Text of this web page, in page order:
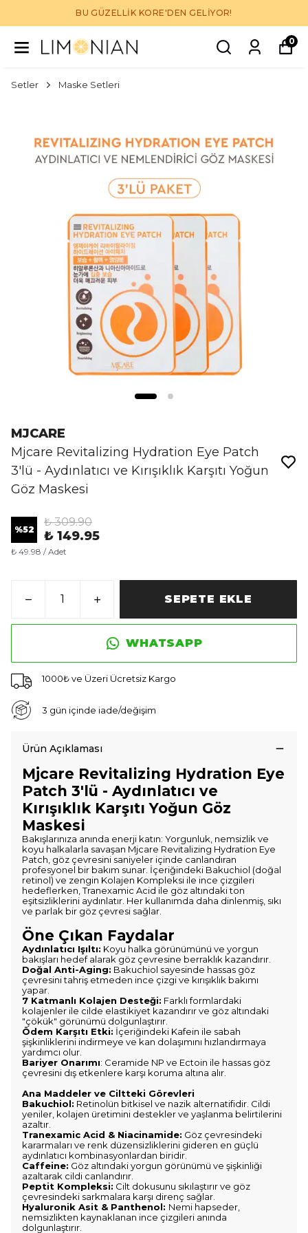
BU GÜZELLİK KORE'DEN GELİYOR!
0
Setler Maske Setleri
MJCARE
Mjcare Revitalizing Hydration Eye Patch
3'lü - Aydınlatıcı ve Kırışıklık Karşıtı Yoğun
Göz Maskesi
%52
₺ 309.90
₺ 149.95
₺ 49.98 / Adet
SEPETE EKLE
WHATSAPP
1000₺ ve Üzeri Ücretsiz Kargo
3 gün içinde iade/değişim
Ürün Açıklaması
Mjcare Revitalizing Hydration Eye
Patch 3'lü - Aydınlatıcı ve
Kırışıklık Karşıtı Yoğun Göz
Maskesi
Bakışlarınıza anında enerji katın: Yorgunluk, nemsizlik ve
koyu halkalarla savaşan Mjcare Revitalizing Hydration Eye
Patch, göz çevresini saniyeler içinde canlandıran
profesyonel bir bakım sunar. İçeriğindeki Bakuchiol (doğal
retinol) ve zengin Kolajen Kompleksi ile ince çizgileri
hedeflerken, Tranexamic Acid ile göz altındaki ton
eşitsizliklerini aydınlatır. Her kullanımda daha dinlenmiş, sıkı
ve parlak bir göz çevresi sağlar.
Öne Çıkan Faydalar
Aydınlatıcı Işıltı: Koyu halka görünümünü ve yorgun
bakışları hedef alarak göz çevresine berraklık kazandırır.
Doğal Anti-Aging: Bakuchiol sayesinde hassas göz
çevresini tahriş etmeden ince çizgi ve kırışıklık bakımı
yapar.
7 Katmanlı Kolajen Desteği: Farklı formlardaki
kolajenler ile cilde elastikiyet kazandırır ve göz altındaki
"çökük" görünümü dolgunlaştırır.
Ödem Karşıtı Etki: İçeriğindeki Kafein ile sabah
şişkinliklerini indirmeye ve kan dolaşımını hızlandırmaya
yardımcı olur.
Bariyer Onarımı: Ceramide NP ve Ectoin ile hassas göz
çevresini dış etkenlere karşı koruma altına alır.
Ana Maddeler ve Ciltteki Görevleri
Bakuchiol: Retinolün bitkisel ve nazik alternatifidir. Cildi
yeniler, kolajen üretimini destekler ve yaşlanma belirtilerini
azaltır.
Tranexamic Acid & Niacinamide: Göz çevresindeki
kararmaları ve renk düzensizliklerini gideren en güçlü
aydınlatıcı kombinasyonlardan biridir.
Caffeine: Göz altındaki yorgun görünümü ve şişkinliği
azaltarak cildi canlandırır.
Peptit Kompleksi: Cilt dokusunu sıkılaştırır ve göz
çevresindeki sarkmalara karşı direnç sağlar.
Hyaluronik Asit & Panthenol: Nemi hapseder,
nemsizlikten kaynaklanan ince çizgileri anında
dolgunlaştırır.